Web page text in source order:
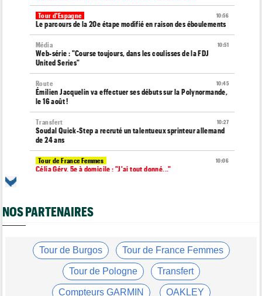
10:56
Tour d'Espagne
Le parcours de la 20e étape modifié en raison des éboulements
10:51
Média
Web-série : "Course toujours, dans les coulisses de la FDJ
United Series"
10:45
Route
Émilien Jacquelin va effectuer ses débuts sur la Polynormande,
le 16 août !
10:27
Transfert
Soudal Quick-Step a recruté un talentueux sprinteur allemand
de 24 ans
10:06
Tour de France Femmes
Célia Géry, 5e à domicile : "J'ai tout donné..."
jusqu'en 2031
08:49
Tour de France Femmes
Horaires et chaînes… La diffusion TV de la 7e étape du Tour
Média
NOS PARTENAIRES
Tour de Burgos Tour de France Femmes
Tour de Pologne Transfert
Compteurs GARMIN OAKLEY